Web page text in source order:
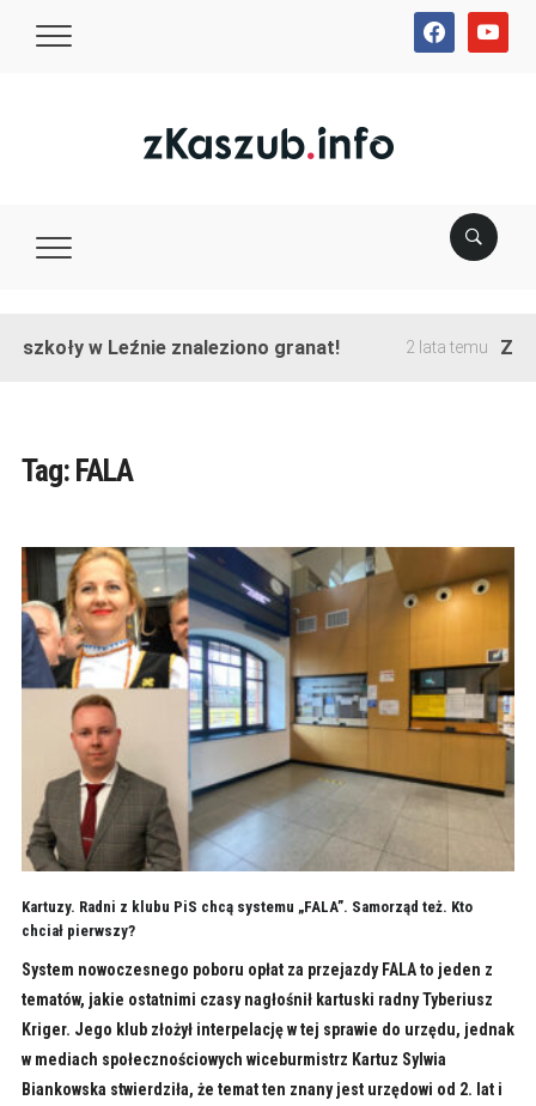
facebookyoutube
szkoły w Leźnie znaleziono granat! 2 lata temu
Tag: FALA
Kartuzy. Radni z klubu PiS chcą systemu „FALA”. Samorząd też. Kto
chciał pierwszy?
System nowoczesnego poboru opłat za przejazdy FALA to jeden z
tematów, jakie ostatnimi czasy nagłośnił kartuski radny Tyberiusz
Kriger. Jego klub złożył interpelację w tej sprawie do urzędu, jednak
w mediach społecznościowych wiceburmistrz Kartuz Sylwia
Biankowska stwierdziła, że temat ten znany jest urzędowi od 2. lat i